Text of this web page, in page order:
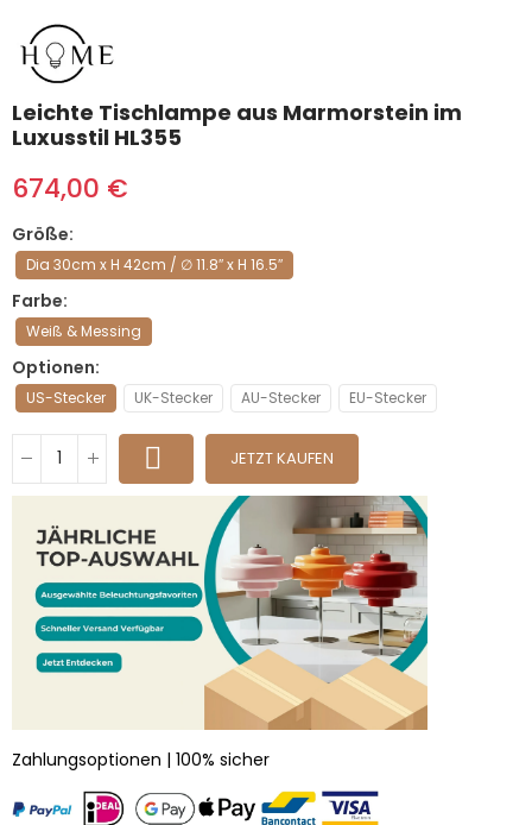
Leichte Tischlampe aus Marmorstein im
Luxusstil HL355
674,00 €
Größe
Dia 30cm x H 42cm / ∅ 11.8″ x H 16.5″
Farbe
Weiß & Messing
Optionen
US-Stecker UK-Stecker AU-Stecker EU-Stecker
JETZT KAUFEN
Zahlungsoptionen | 100% sicher